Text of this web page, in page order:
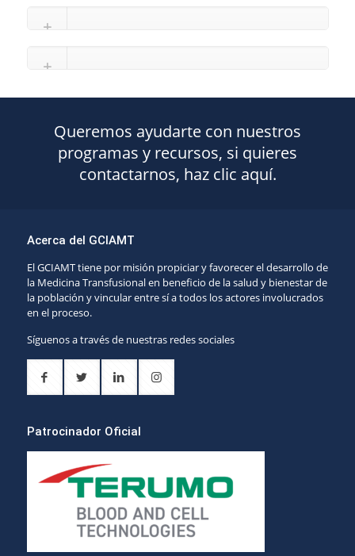
Queremos ayudarte con nuestros
programas y recursos, si quieres
contactarnos, haz clic aquí.
Acerca del GCIAMT
El GCIAMT tiene por misión propiciar y favorecer el desarrollo de
la Medicina Transfusional en beneficio de la salud y bienestar de
la población y vincular entre sí a todos los actores involucrados
en el proceso.
Síguenos a través de nuestras redes sociales
Patrocinador Oficial